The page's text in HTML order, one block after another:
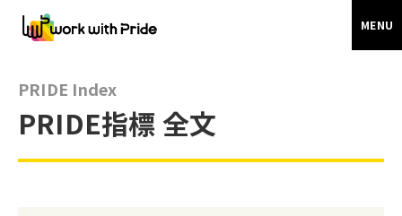
MENU
PRIDE Index
PRIDE指標 全文